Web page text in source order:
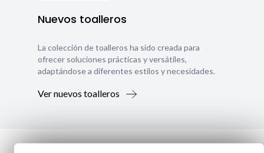
Nuevos toalleros
La colección de toalleros ha sido creada para
ofrecer soluciones prácticas y versátiles,
adaptándose a diferentes estilos y necesidades.
Ver nuevos toalleros